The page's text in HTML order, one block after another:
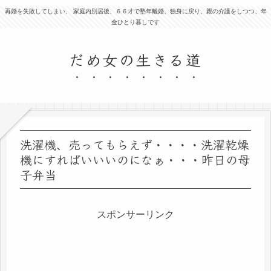
再婚を失敗してしまい、 家庭内別居後、６６才で塾年離婚、独身に戻り、親の介護をしつつ、年
金ひとり暮しです
だめ女の生きる道
洗濯機、売ってもらえず・・・・洗濯乾燥
機にすればいいいのになぁ・・・昨日の母
子弁当
スポンサーリンク